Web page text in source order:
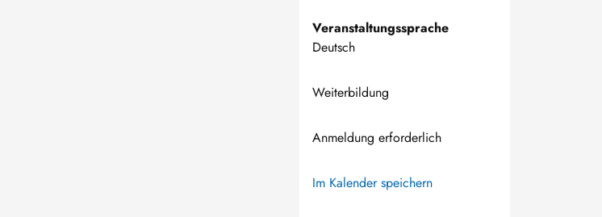
Veranstaltungssprache
Deutsch
Weiterbildung
Anmeldung erforderlich
Im Kalender speichern